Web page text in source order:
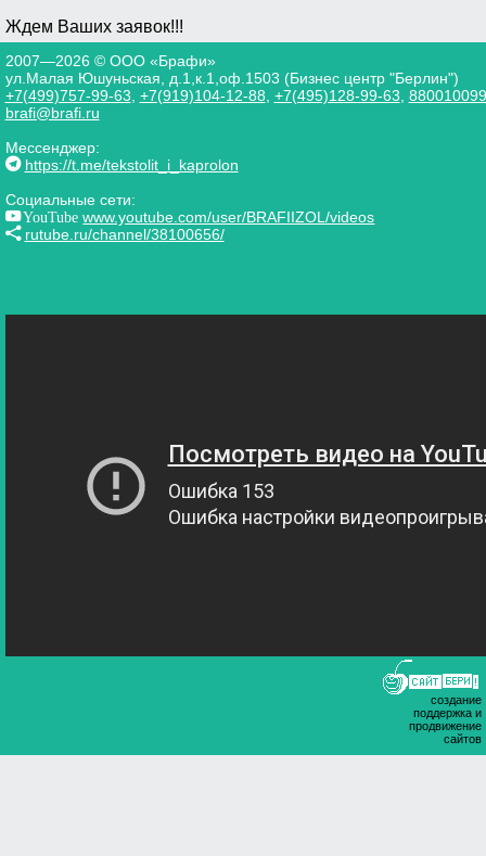
Ждем Ваших заявок!!!
2007—2026 © ООО «Брафи»
ул.Малая Юшуньская, д.1,к.1,оф.1503 (Бизнес центр "Берлин")
+7(499)757-99-63 +7(919)104-12-88 +7(495)128-99-63
brafi@brafi.ru
Мессенджер:
https://t.me/tekstolit_i_kaprolon
Социальные сети:
YouTube www.youtube.com/user/BRAFIIZOL/videos
rutube.ru/channel/38100656/
создание
поддержка и
продвижение
сайтов